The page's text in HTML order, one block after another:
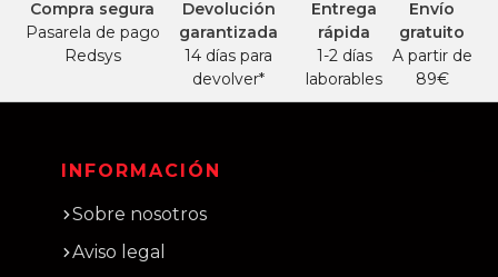
Compra segura
Pasarela de pago
Redsys
Devolución
garantizada
14 días para
devolver*
Entrega
rápida
1-2 días
laborables
Envío
gratuito
A partir de
89€
INFORMACIÓN
Sobre nosotros
Aviso legal